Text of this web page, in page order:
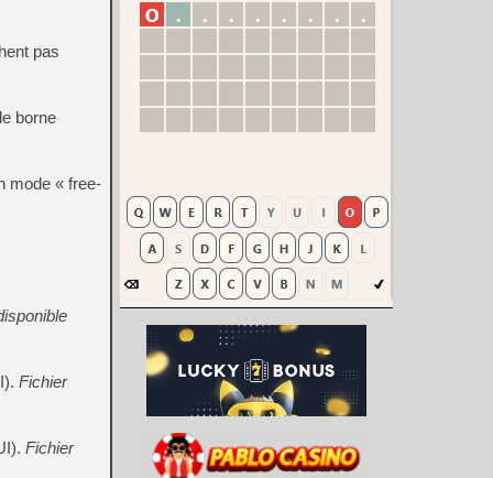
pas
borne
mode « free-
Fichier
Fichier